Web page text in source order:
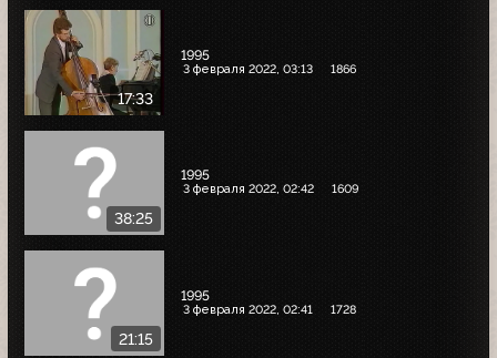
17:33
1995
3 февраля 2022, 03:13 1866
38:25
1995
3 февраля 2022, 02:42 1609
21:15
1995
3 февраля 2022, 02:41 1728